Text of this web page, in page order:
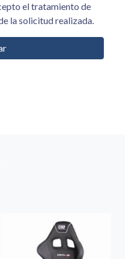
la solicitud realizada.